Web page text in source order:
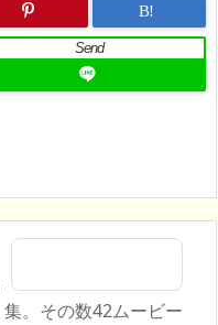
B!
Send
集。その数42ムービー